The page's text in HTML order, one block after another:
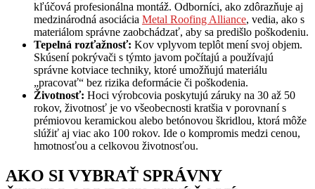
kľúčová profesionálna montáž. Odborníci, ako zdôrazňuje aj
medzinárodná asociácia Metal Roofing Alliance, vedia, ako s
materiálom správne zaobchádzať, aby sa predišlo poškodeniu.
Tepelná rozťažnosť: Kov vplyvom teplôt mení svoj objem.
Skúsení pokrývači s týmto javom počítajú a používajú
správne kotviace techniky, ktoré umožňujú materiálu
„pracovať“ bez rizika deformácie či poškodenia.
Životnosť: Hoci výrobcovia poskytujú záruky na 30 až 50
rokov, životnosť je vo všeobecnosti kratšia v porovnaní s
prémiovou keramickou alebo betónovou škridlou, ktorá môže
slúžiť aj viac ako 100 rokov. Ide o kompromis medzi cenou,
hmotnosťou a celkovou životnosťou.
AKO SI VYBRAŤ SPRÁVNY